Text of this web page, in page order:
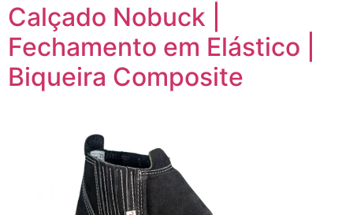
Calçado Nobuck |
Fechamento em Elástico |
Biqueira Composite